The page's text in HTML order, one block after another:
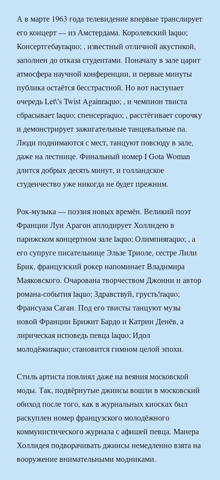
А в марте 1963 года телевидение впервые транслирует
его концерт — из Амстердама. Королевский laquo;
Консертгебауraquo; , известный отличной акустикой,
заполнен до отказа студентами. Поначалу в зале царит
атмосфера научной конференции, и первые минуты
публика остаётся бесстрастной. Но вот наступает
очередь Let\’s Twist Againraquo; , и чемпион твиста
сбрасывает laquo; спенсерraquo; , расстёгивает сорочку
и демонстрирует зажигательные танцевальные па.
Люди поднимаются с мест, танцуют повсюду в зале,
даже на лестнице. Финальный номер I Gota Woman
длится добрых десять минут, и голландское
студенчество уже никогда не будет прежним.
Рок-музыка — поэзия новых времён. Великий поэт
Франции Луи Арагон аплодирует Холлидею в
парижском концертном зале laquo; Олимпияraquo; , а
его супруге писательнице Эльзе Триоле, сестре Лили
Брик, французский рокер напоминает Владимира
Маяковского. Очарована творчеством Джонни и автор
романа-события laquo; Здравствуй, грусть!raquo;
Франсуаза Саган. Под его твисты танцуют музы
новой Франции Брижит Бардо и Катрин Денёв, а
лирическая исповедь певца laquo; Идол
молодёжиraquo; становится гимном целой эпохи.
Стиль артиста повлиял даже на веяния московской
моды. Так, подвёрнутые джинсы вошли в московский
обиход после того, как в журнальных киосках был
раскуплен номер французского молодёжного
коммунистического журнала с афишей певца. Манера
Холлидея подворачивать джинсы немедленно взята на
вооружение внимательными модниками.